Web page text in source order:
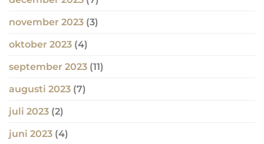
november 2023 (3)
oktober 2023 (4)
september 2023 (11)
augusti 2023 (7)
juli 2023 (2)
juni 2023 (4)